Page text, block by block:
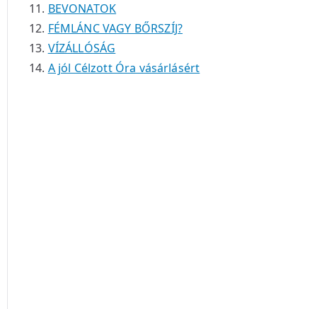
BEVONATOK
FÉMLÁNC VAGY BŐRSZÍJ?
VÍZÁLLÓSÁG
A jól Célzott Óra vásárlásért